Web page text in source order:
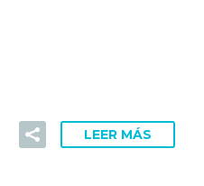
LEER MÁS